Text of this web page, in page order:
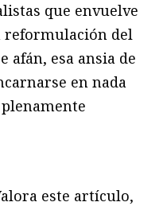
que envuelve
reformulación del
afán, esa ansia de
en nada
este artículo,